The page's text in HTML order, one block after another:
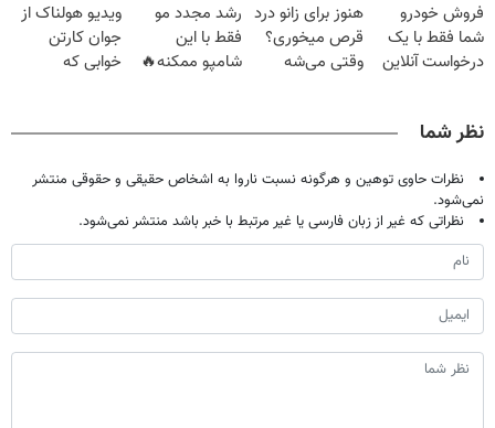
میلیون تومان!!!
خانگی
فقط ۲۵ میلیون
فروش خودرو
شما فقط با یک
درخواست آنلاین
هنوز برای زانو درد
قرص میخوری؟
وقتی می‌شه
رشد مجدد مو
فقط با این
شامپو ممکنه🔥
ویدیو هولناک از
جوان کارتن
خوابی که
نظر شما
نظرات حاوی توهین و هرگونه نسبت ناروا به اشخاص حقیقی و حقوقی منتشر
نمی‌شود.
نظراتی که غیر از زبان فارسی یا غیر مرتبط با خبر باشد منتشر نمی‌شود.